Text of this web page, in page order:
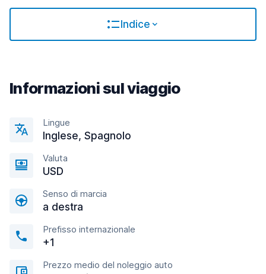
Indice
Informazioni sul viaggio
Lingue
Inglese, Spagnolo
Valuta
USD
Senso di marcia
a destra
Prefisso internazionale
+1
Prezzo medio del noleggio auto